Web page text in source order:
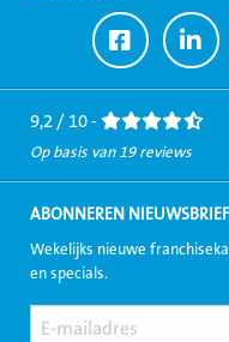
Ga
naar
Facebook
Ga
naar
9,2 / 10 -
Op basis van 19 reviews
ABONNEREN NIEUWSBRIEF
Wekelijks nieuwe
en specials.